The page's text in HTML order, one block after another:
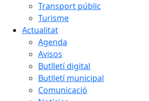
Transport públic
Turisme
Actualitat
Agenda
Avisos
Butlletí digital
Butlletí municipal
Comunicació